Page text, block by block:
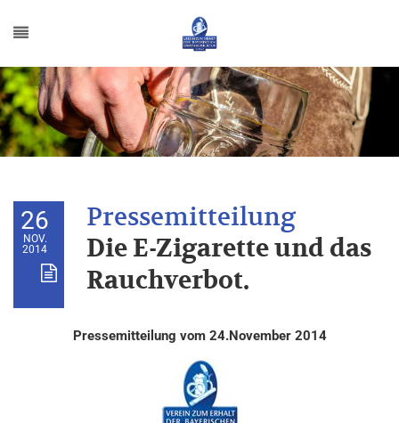
26
NOV.
2014
Die E-Zigarette und das
Rauchverbot.
Pressemitteilung vom 24.November 2014